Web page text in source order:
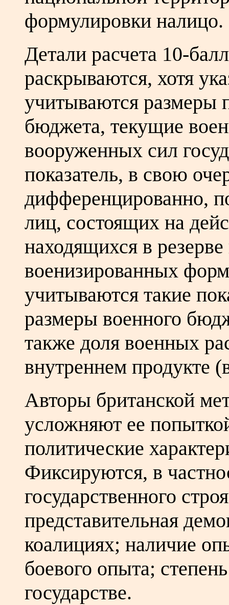
формулировки налицо.
Детали расчета 10-
раскрываются, хотя
учитываются размеры
бюджета, текущие
вооруженных сил
показатель, в свою
дифференцированно,
лиц, состоящих на
находящихся в
военизированных
учитываются такие
размеры военного
также доля военных
внутреннем продукте
Авторы британской
усложняют ее
политические
Фиксируются, в
государственного
представительная
коалициях; наличие
боевого опыта;
государстве.